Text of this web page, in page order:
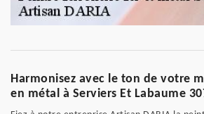
Harmonisez avec le ton de votre
en métal à Serviers Et Labaume